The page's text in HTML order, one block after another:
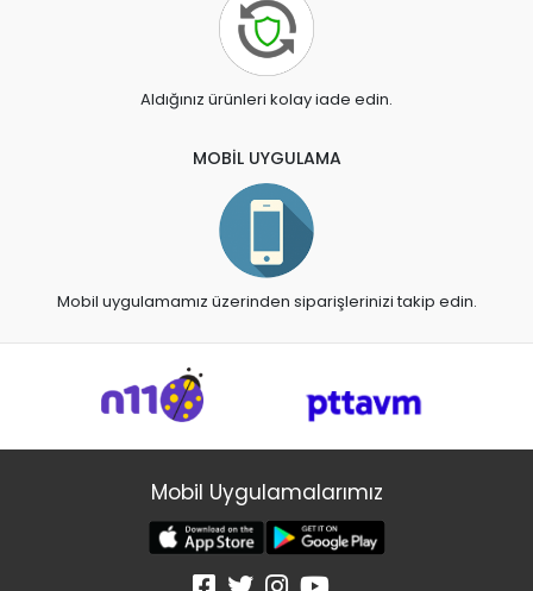
Aldığınız ürünleri kolay iade edin.
MOBİL UYGULAMA
Mobil uygulamamız üzerinden siparişlerinizi takip edin.
Mobil Uygulamalarımız